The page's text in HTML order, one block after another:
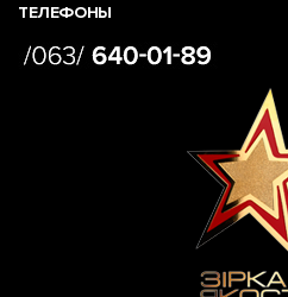
ТЕЛЕФОНЫ